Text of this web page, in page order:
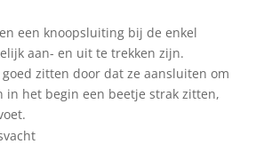
een knoopsluiting bij de enkel
aan- en uit te trekken zijn.
zitten door dat ze aansluiten om
in het begin een beetje strak zitten,